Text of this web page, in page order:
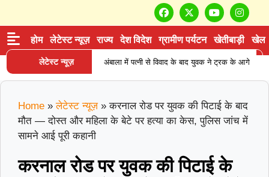
होम लेटेस्ट न्यूज़ राज्य देश विदेश ग्रामीण पर्यटन खेतीबाड़ी खेल
लेटेस्ट न्यूज़ अंबाला में पत्नी से विवाद के बाद युवक ने ट्रक के आगे
संचालक की पीट-पीटकर हत्या, पुरानी रंजिश में 10 से
अधिक लोगों पर हमला करने का आरोप
में ATM तोड़कर चोरी की कोशिश नाकाम, CCTV फुटेज के
Home » लेटेस्ट न्यूज़ »करनाल रोड पर युवक की पिटाई के बाद
मौत — दोस्त और महिला के बेटे पर हत्या का केस, पुलिस जांच में
सामने आई पूरी कहानी
करनाल रोड पर युवक की पिटाई के